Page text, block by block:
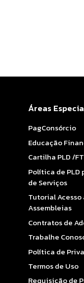
Áreas
PagConsórcio
Educação
Cartilha PLD /FT
Política de PLD
de Serviços
Tutorial Acesso
Assembleias
Contratos de
Trabalhe
Política de
Termos de Uso
Requisição de